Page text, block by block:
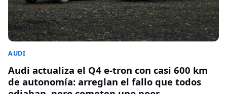
AUDI
Audi actualiza el Q4 e-tron con casi 600 km
de autonomía: arreglan el fallo que todos